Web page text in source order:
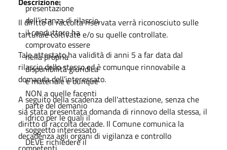
presentazione
dell’istanza di rilascio,
il conduttore ha
comprovato essere
nella propria
disponibilità giuridica
e materiale e dunque
NON a quelle facenti
parte del demanio
idrico per le quali il
soggetto interessato
DEVE richiedere il
Il diritto di raccolta riservata verrà riconosciuto sulle
tartufaie coltivate e/o su quelle controllate.
Tale attestato ha validità di anni 5 a far data dal
rilascio dello stesso ed è comunque rinnovabile a
domanda dell’interessato.
A seguito della scadenza dell'attestazione, senza che
sia stata presentata domanda di rinnovo della stessa, il
diritto di raccolta decade. Il Comune comunica la
decadenza agli organi di vigilanza e controllo